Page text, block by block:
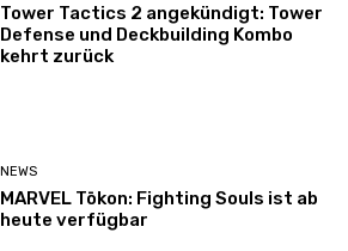
Tower Tactics 2 angekündigt: Tower
Defense und Deckbuilding Kombo
kehrt zurück
NEWS
MARVEL Tōkon: Fighting Souls ist ab
heute verfügbar